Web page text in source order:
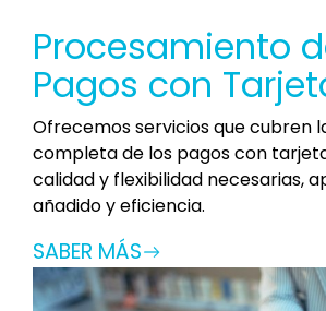
Procesamiento
Pagos con
Ofrecemos servicios que cubren
completa de los pagos con
calidad y flexibilidad necesarias,
añadido y eficiencia.
SABER MÁS